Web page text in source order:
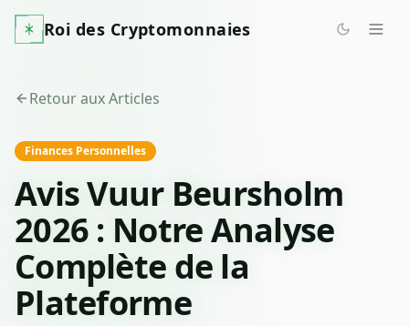
Roi des Cryptomonnaies
Retour aux Articles
Finances Personnelles
Avis Vuur Beursholm
2026 : Notre Analyse
Complète de la
Plateforme